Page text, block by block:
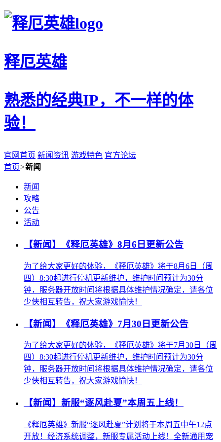
释厄英雄
熟悉的经典IP，不一样的体
验！
官网首页 新闻资讯 游戏特色 官方论坛
首页>新闻
新闻
攻略
公告
活动
【新闻】《释厄英雄》8月6日更新公告
为了给大家更好的体验，《释厄英雄》将于8月6日（周
四）8:30起进行停机更新维护，维护时间预计为30分
钟，服务器开放时间将根据具体维护情况确定，请各位
少侠相互转告，祝大家游戏愉快！
【新闻】《释厄英雄》7月30日更新公告
为了给大家更好的体验，《释厄英雄》将于7月30日（周
四）8:30起进行停机更新维护，维护时间预计为30分
钟，服务器开放时间将根据具体维护情况确定，请各位
少侠相互转告，祝大家游戏愉快！
【新闻】新服“逐风赴夏”本周五上线！
《释厄英雄》新服“逐风赴夏”计划将于本周五中午12点
开放！经济系统调整，新服专属活动上线！全新通用宠